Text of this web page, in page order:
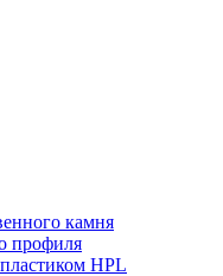
камня
профиля
HPL